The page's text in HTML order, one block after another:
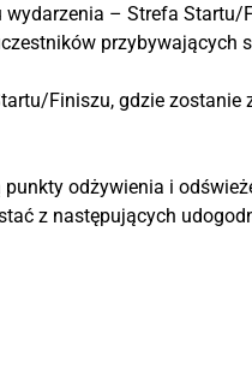
– Strefa
przybywających
Finiszu, gdzie zostanie
odżywienia i
z następujących